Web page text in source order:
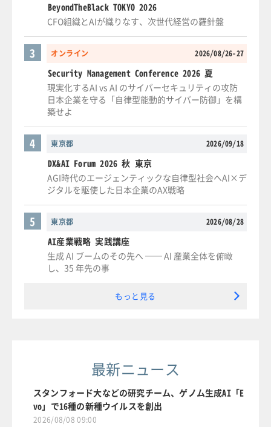
BeyondTheBlack TOKYO 2026
CFO組織とAIが織りなす、次世代経営の羅針盤
オンライン 2026/08/26-27
3
Security Management Conference 2026 夏
現実化するAI vs AI のサイバーセキュリティの攻防
日本企業を守る「自律型能動的サイバー防御」を構
築せよ
東京都 2026/09/18
4
DX&AI Forum 2026 秋 東京
AGI時代のエージェンティックな自律型社会へAI×デ
ジタルを駆使した日本企業のAX戦略
東京都 2026/08/28
5
AI産業戦略 実践講座
生成 AI ブームのその先へ ── AI 産業全体を俯瞰
し、35 年先の事
もっと見る
最新ニュース
スタンフォード大などの研究チーム、ゲノム生成AI「E
vo」で16種の新種ウイルスを創出
2026/08/08 09:00